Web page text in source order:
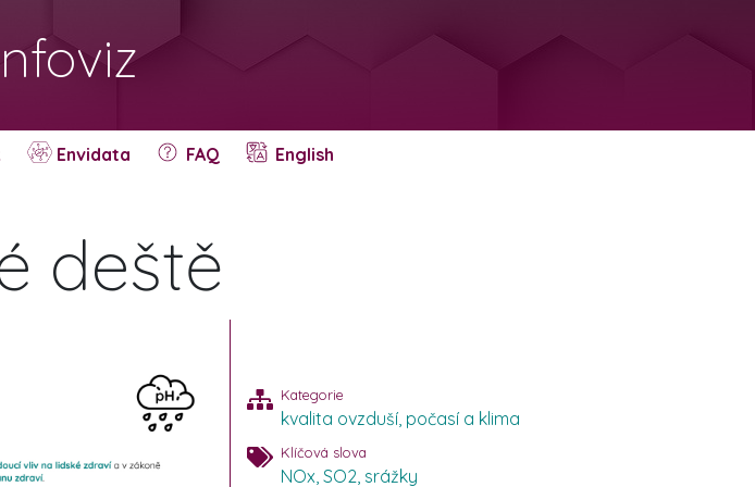
Envidata FAQ English
deště
Kategorie
kvalita ovzduší, počasí a klima
Klíčová slova
NOx, SO2, srážky